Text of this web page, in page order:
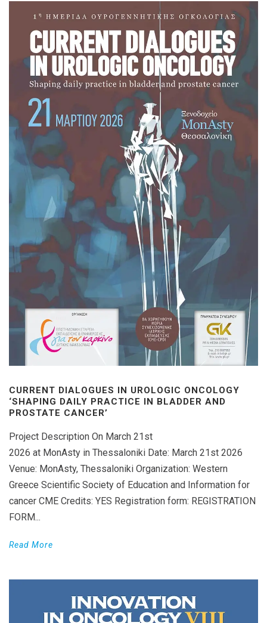
CURRENT DIALOGUES IN UROLOGIC ONCOLOGY
‘SHAPING DAILY PRACTICE IN BLADDER AND
PROSTATE CANCER’
Project Description On March 21st
2026 at MonAsty in Thessaloniki Date: March 21st 2026
Venue: MonAsty, Thessaloniki Organization: Western
Greece Scientific Society of Education and Information for
cancer CME Credits: YES Registration form: REGISTRATION
FORM...
Read More